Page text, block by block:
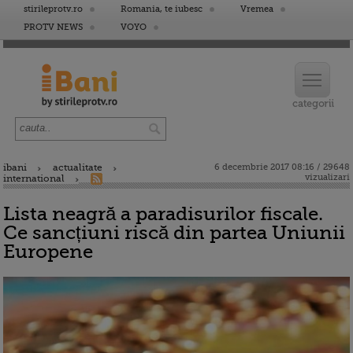
stirileprotv.ro Romania, te iubesc
Vremea
PROTV NEWS
VOYO
ibani
actualitate
international
6 decembrie 2017 08:16 / 29648
vizualizari
Lista neagră a paradisurilor fiscale.
Ce sancțiuni riscă din partea Uniunii
Europene